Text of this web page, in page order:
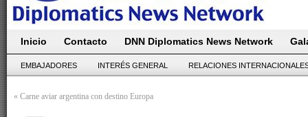
Inicio Contacto DNN Diplomatics News Network
EMBAJADORES INTERÉS GENERAL RELACIONES
« Carne aviar argentina con destino Europa